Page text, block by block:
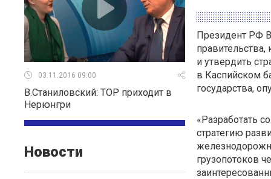
03.11.2016 09:00
В.Станиловский: ТОР приходит в
Нерюнгри
Новости
Президент РФ
правительства,
и утвердить
в Каспийском
государства,
«Разработать
стратегию
грузопотоков